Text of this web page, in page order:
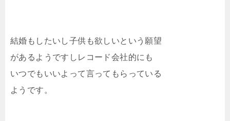
結婚もしたいし子供も欲しいという願望
があるようですしレコード会社的にも
いつでもいいよって言ってもらっている
ようです。